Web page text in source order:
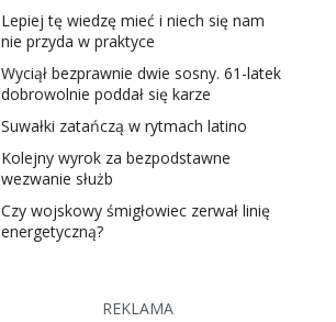
Lepiej tę wiedzę mieć i niech się nam
nie przyda w praktyce
Wyciął bezprawnie dwie sosny. 61-latek
dobrowolnie poddał się karze
Suwałki zatańczą w rytmach latino
Kolejny wyrok za bezpodstawne
wezwanie służb
Czy wojskowy śmigłowiec zerwał linię
energetyczną?
REKLAMA